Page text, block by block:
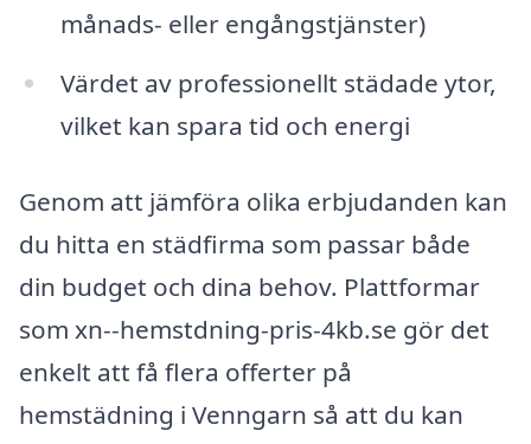
månads- eller engångstjänster)
Värdet av professionellt städade ytor,
vilket kan spara tid och energi
Genom att jämföra olika erbjudanden kan
du hitta en städfirma som passar både
din budget och dina behov. Plattformar
som xn--hemstdning-pris-4kb.se gör det
enkelt att få flera offerter på
hemstädning i Venngarn så att du kan